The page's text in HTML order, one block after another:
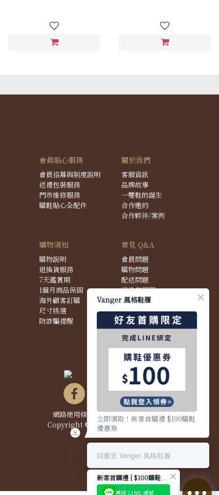
會員貼心服務
會員招募與制度說明
送禮包裝服務
門市維修服務
購鞋貼心全配件
關於我們
客服資訊
品牌故事
一雙鞋的誕生
合作邀約
合作夥伴/案例
購物須知
購物說明
退換貨服務
7天鑑賞期
1個月商品保固
海外顧客訂購
尺寸挑選
防詐騙提醒
常見 Q&A
會員問題
購物問題
配送問題
退換貨問題
商品問題
網路使用條款&政策|隱私權聲明|
Copyright © 2021 Vanger 風格鞋履
Vanger 風格鞋履
立即領取！新客首購禮 $100購鞋
優惠券
回覆至 Vanger 風格鞋履
新客首購禮 | $100購鞋優惠券
連結 LINE 帳號